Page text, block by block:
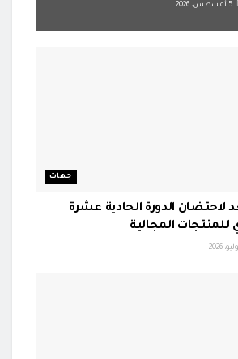
جهات
الدورة الحادية عشرة
المجالية